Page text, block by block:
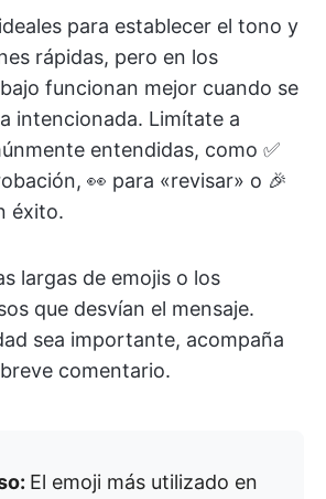
para establecer el tono y
rápidas, pero en los
funcionan mejor cuando se
intencionada. Limítate a
entendidas, como ✅
👀 para «revisar» o 🎉
éxito.
largas de emojis o los
que desvían el mensaje.
sea importante, acompaña
comentario.
El emoji más utilizado en